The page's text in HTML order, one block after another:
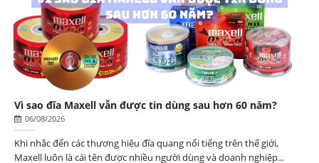
Vì sao đĩa Maxell vẫn được tin dùng sau hơn 60 năm?
06/08/2026
Khi nhắc đến các thương hiệu đĩa quang nổi tiếng trên thế giới,
Maxell luôn là cái tên được nhiều người dùng và doanh nghiệp...